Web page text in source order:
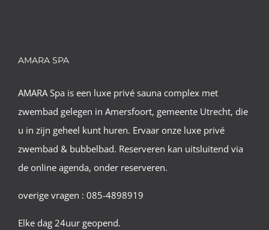
AMARA SPA
AMARA Spa is een luxe privé sauna complex met
zwembad gelegen in Amersfoort, gemeente Utrecht, die
u in zijn geheel kunt huren. Ervaar onze luxe privé
zwembad & bubbelbad. Reserveren kan uitsluitend via
de online agenda, onder reserveren.
overige vragen : 085-4898919
Elke dag 24uur geopend.